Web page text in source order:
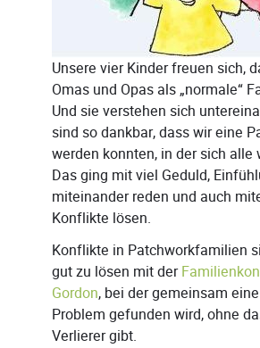
Unsere vier Kinder freuen sich,
Omas und Opas als „normale“
Und sie verstehen sich
sind so dankbar, dass wir eine
werden konnten, in der sich alle
Das ging mit viel Geduld,
miteinander reden und auch
Konflikte lösen.
Konflikte in Patchworkfamilien
gut zu lösen mit der
Gordon, bei der gemeinsam
Problem gefunden wird, ohne
Verlierer gibt.